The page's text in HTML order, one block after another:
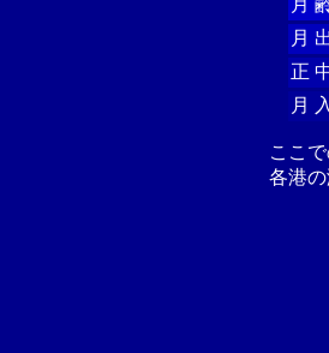
月
月
正
月 入
ここ
各港